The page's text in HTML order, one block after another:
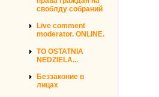
своблду собраний
Live comment
moderator. ONLINE.
TO OSTATNIA
NEDZIELA...
Беззаконие в
лицах